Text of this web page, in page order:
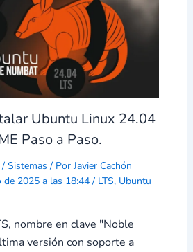
Ubuntu Linux 24.04
Paso a Paso.
/ Sistemas / Por Javier Cachón
de 2025 a las 18:44 / LTS, Ubuntu
nombre en clave "Noble
versión con soporte a